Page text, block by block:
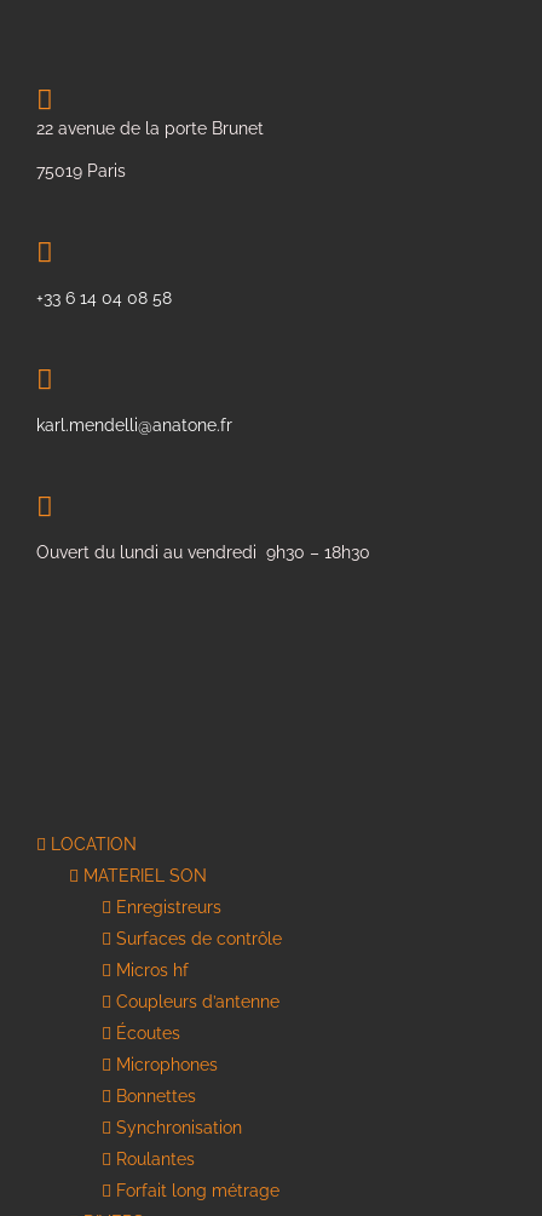
22 avenue de la porte Brunet
75019 Paris
+33 6 14 04 08 58
karl.mendelli@anatone.fr
Ouvert du lundi au vendredi 9h30 – 18h30
LOCATION
MATERIEL SON
Enregistreurs
Surfaces de contrôle
Micros hf
Coupleurs d’antenne
Écoutes
Microphones
Bonnettes
Synchronisation
Roulantes
Forfait long métrage